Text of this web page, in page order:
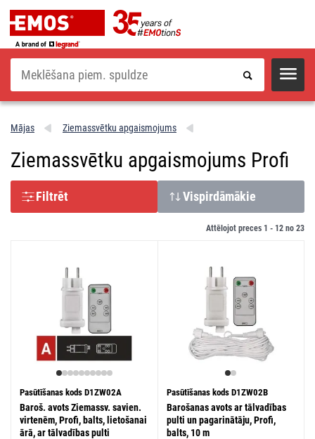
Meklēšana
Mājas Ziemassvētku apgaismojums
Ziemassvētku apgaismojums Profi
Filtrēt Vispirdāmākie
Attēlojot preces 1 - 12 no 23
Pasūtīšanas kods D1ZW02A
Baroš. avots Ziemassv. savien.
virtenēm, Profi, balts, lietošanai
ārā, ar tālvadības pulti
Pasūtīšanas kods D1ZW02B
Barošanas avots ar tālvadības
pulti un pagarinātāju, Profi,
balts, 10 m